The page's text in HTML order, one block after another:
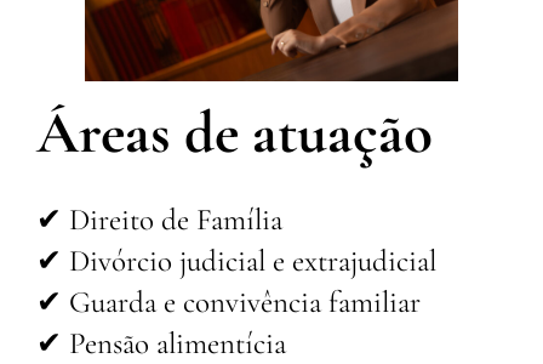
Áreas de atuação
✔ Direito de Família
✔ Divórcio judicial e extrajudicial
✔ Guarda e convivência familiar
✔ Pensão alimentícia